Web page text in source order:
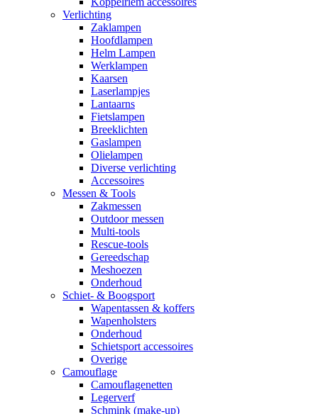
Verlichting
Zaklampen
Hoofdlampen
Helm Lampen
Werklampen
Kaarsen
Laserlampjes
Lantaarns
Fietslampen
Breeklichten
Gaslampen
Olielampen
Diverse verlichting
Accessoires
Messen & Tools
Zakmessen
Outdoor messen
Multi-tools
Rescue-tools
Gereedschap
Meshoezen
Onderhoud
Schiet- & Boogsport
Wapentassen & koffers
Wapenholsters
Onderhoud
Schietsport accessoires
Overige
Camouflage
Camouflagenetten
Legerverf
Schmink (make-up)